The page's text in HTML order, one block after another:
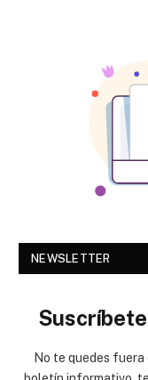
NEWSLETTER
No te quedes